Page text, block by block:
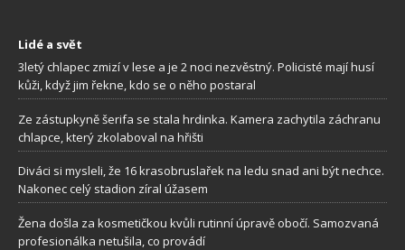
Lidé a svět
3letý chlapec zmizí v lese a je 2 noci nezvěstný. Policisté mají husí
kůži, když jim řekne, kdo se o něho postaral
Ze zástupkyně šerifa se stala hrdinka. Kamera zachytila záchranu
chlapce, který zkolaboval na hřišti
Diváci si mysleli, že 16 krasobruslařek na ledu snad ani být nechce.
Nakonec celý stadion zíral úžasem
Žena došla za kosmetičkou kvůli rutinní úpravě obočí. Samozvaná
profesionálka netušila, co provádí